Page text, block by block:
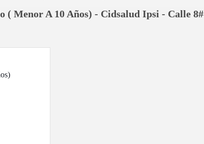
( Menor A 10 Años) - Cidsalud Ipsi - Calle 8#